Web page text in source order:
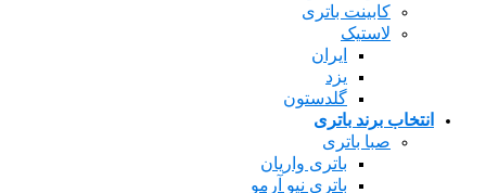
کابینت باتری
لاستیک
گلدستون
برند باتری
صبا باتری
باتری واریان
باتری نیو آرمو